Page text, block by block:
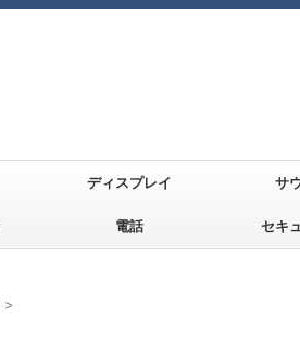
ディスプレイ サ
電話 セキ
>